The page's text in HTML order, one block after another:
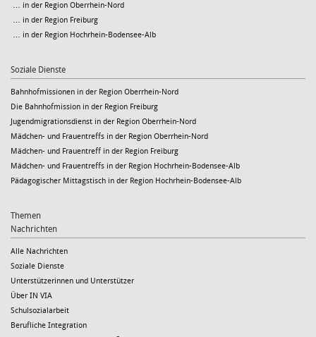
… in der Region Oberrhein-Nord
… in der Region Freiburg
… in der Region Hochrhein-Bodensee-Alb
Soziale Dienste
Bahnhofmissionen in der Region Oberrhein-Nord
Die Bahnhofmission in der Region Freiburg
Jugendmigrationsdienst in der Region Oberrhein-Nord
Mädchen- und Frauentreffs in der Region Oberrhein-Nord
Mädchen- und Frauentreff in der Region Freiburg
Mädchen- und Frauentreffs in der Region Hochrhein-Bodensee-Alb
Pädagogischer Mittagstisch in der Region Hochrhein-Bodensee-Alb
Themen
Nachrichten
Alle Nachrichten
Soziale Dienste
Unterstützerinnen und Unterstützer
Über IN VIA
Schulsozialarbeit
Berufliche Integration